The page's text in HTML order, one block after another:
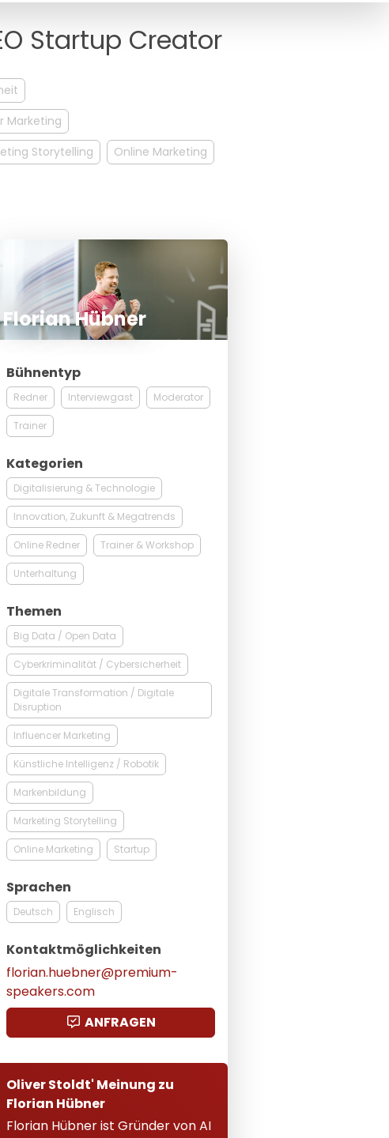
Startup Creator
Marketing
Storytelling
Online Marketing
Florian Hübner
Bühnentyp
Redner Interviewgast Moderator
Trainer
Kategorien
Digitalisierung & Technologie
Innovation, Zukunft & Megatrends
Online Redner Trainer & Workshop
Unterhaltung
Themen
Big Data / Open Data
Cyberkriminalität / Cybersicherheit
Digitale Transformation / Digitale
Disruption
Influencer Marketing
Künstliche Intelligenz / Robotik
Markenbildung
Marketing Storytelling
Online Marketing Startup
Sprachen
Deutsch Englisch
Kontaktmöglichkeiten
florian.huebner@premium-
speakers.com
ANFRAGEN
Oliver Stoldt' Meinung zu
Florian Hübner
Florian Hübner ist Gründer von AI